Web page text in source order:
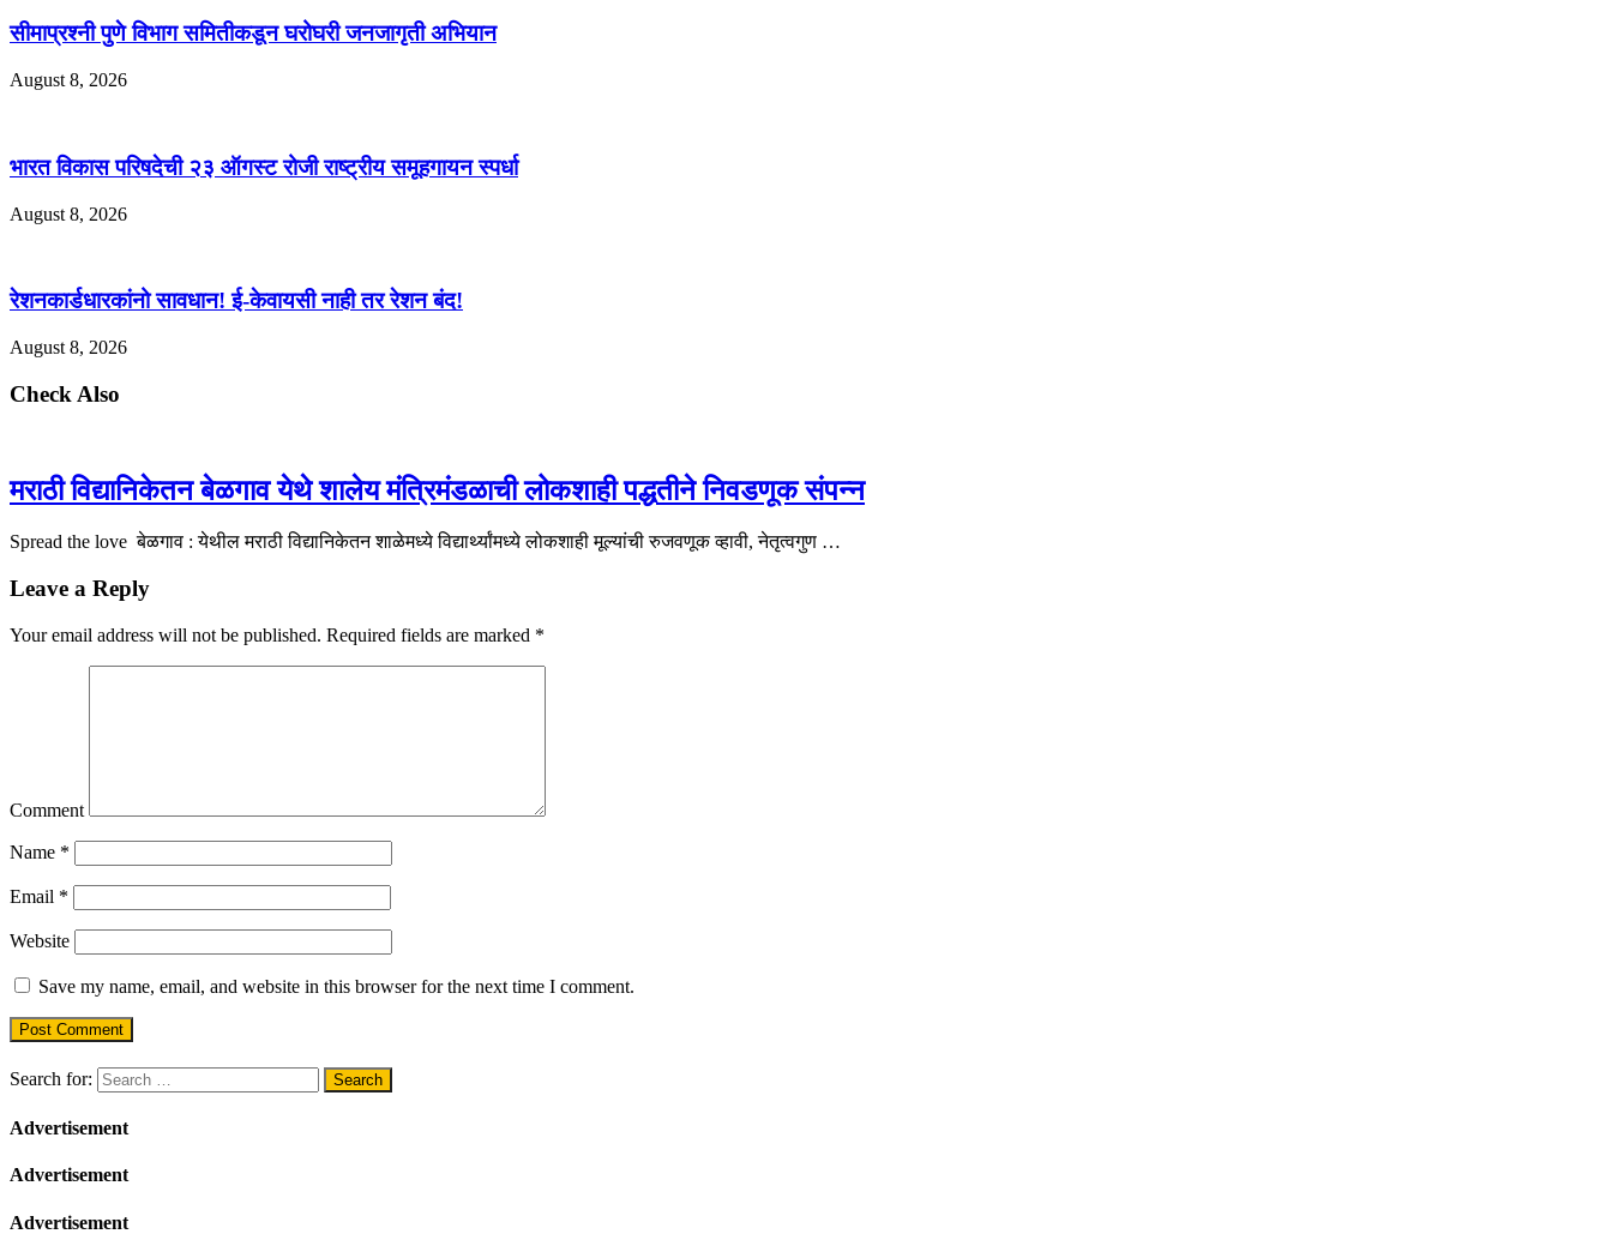
सीमाप्रश्नी पुणे विभाग समितीकडून घरोघरी जनजागृती अभियान
August 8, 2026
भारत विकास परिषदेची २३ ऑगस्ट रोजी राष्ट्रीय समूहगायन स्पर्धा
August 8, 2026
रेशनकार्डधारकांनो सावधान! ई-केवायसी नाही तर रेशन बंद!
August 8, 2026
Check Also
मराठी विद्यानिकेतन बेळगाव येथे शालेय मंत्रिमंडळाची लोकशाही पद्धतीने निवडणूक संपन्न
Spread the love बेळगाव : येथील मराठी विद्यानिकेतन शाळेमध्ये विद्यार्थ्यांमध्ये लोकशाही मूल्यांची रुजवणूक व्हावी, नेतृत्वगुण …
Leave a Reply
Your email address will not be published. Required fields are marked *
Comment
Name *
Email *
Website
Save my name, email, and website in this browser for the next time I comment.
Search for:
Advertisement
Advertisement
Advertisement